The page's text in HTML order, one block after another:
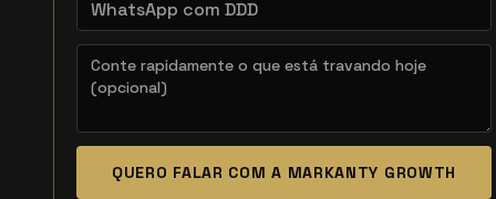
QUERO FALAR COM A MARKANTY GROWTH